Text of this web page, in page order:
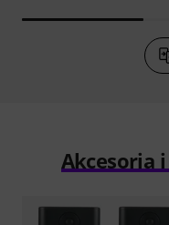
Akcesoria